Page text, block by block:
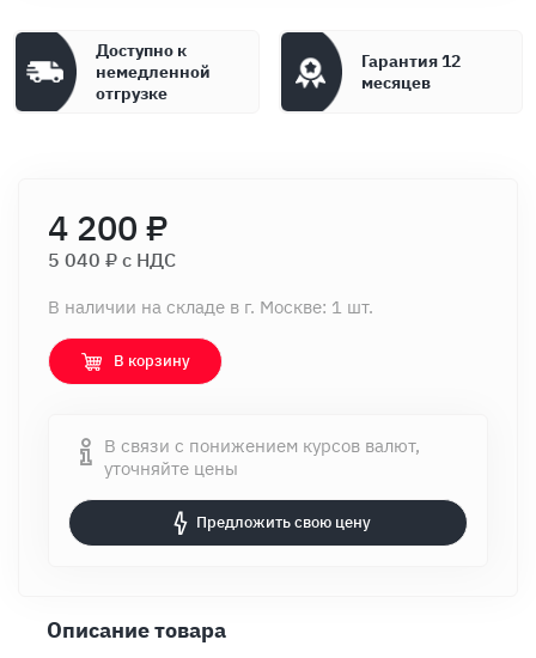
Доступно к
немедленной
отгрузке
Гарантия 12
месяцев
4 200 ₽
5 040 ₽ c НДС
В наличии на складе в г. Москве: 1 шт.
В корзину
В связи с понижением курсов валют,
уточняйте цены
Предложить свою цену
Описание товара